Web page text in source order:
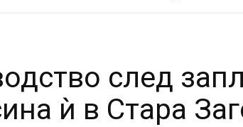
след
ѝ в Стара